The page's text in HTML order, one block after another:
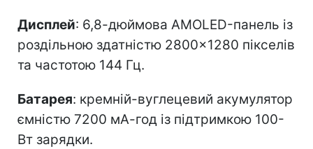
Дисплей: 6,8-дюймова AMOLED-панель із
роздільною здатністю 2800×1280 пікселів
та частотою 144 Гц.
Батарея: кремній-вуглецевий акумулятор
ємністю 7200 мА-год із підтримкою 100-
Вт зарядки.